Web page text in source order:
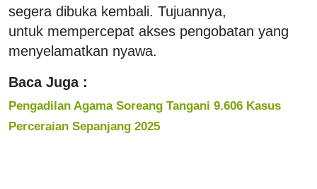
segera dibuka kembali. Tujuannya,
untuk mempercepat akses pengobatan yang
menyelamatkan nyawa.
Baca Juga :
Pengadilan Agama Soreang Tangani 9.606 Kasus
Perceraian Sepanjang 2025